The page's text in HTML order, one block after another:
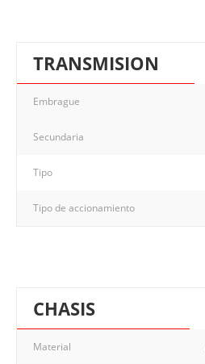
TRANSMISION
Embrague
Secundaria
Tipo
Tipo de accionamiento
CHASIS
Material